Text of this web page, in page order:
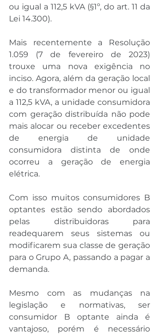
ou igual a 112,5 kVA (§1º, do art. 11 da
Lei 14.300).
Mais recentemente a Resolução
1.059 (7 de fevereiro de 2023)
trouxe uma nova exigência no
inciso. Agora, além da geração local
e do transformador menor ou igual
a 112,5 kVA, a unidade consumidora
com geração distribuída não pode
mais alocar ou receber excedentes
de energia de unidade
consumidora distinta de onde
ocorreu a geração de energia
elétrica.
Com isso muitos consumidores B
optantes estão sendo abordados
pelas distribuidoras para
readequarem seus sistemas ou
modificarem sua classe de geração
para o Grupo A, passando a pagar a
demanda.
Mesmo com as mudanças na
legislação e normativas, ser
consumidor B optante ainda é
vantajoso, porém é necessário